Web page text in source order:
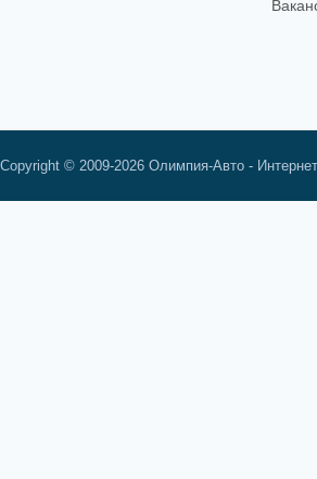
Copyright © 2009-2026 Олимпия-Авто -